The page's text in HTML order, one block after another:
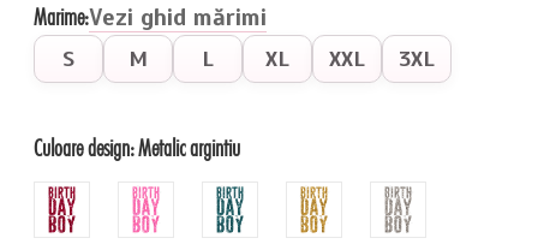
Marime:Vezi ghid mărimi
S M L XL XXL 3XL
Culoare design:Metalic argintiu